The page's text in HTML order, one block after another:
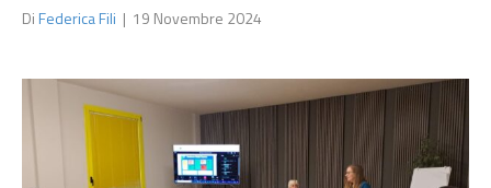
DiFederica Fili | 19 Novembre 2024